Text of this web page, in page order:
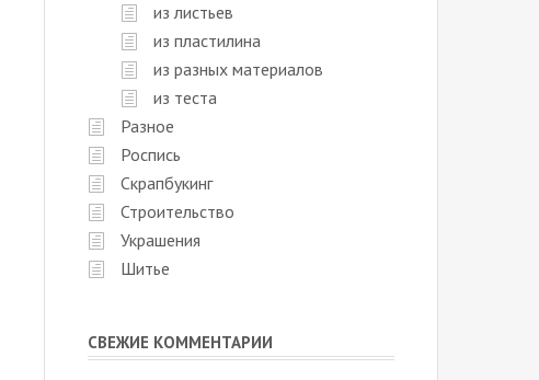
из листьев
из пластилина
из разных материалов
из теста
Разное
Роспись
Скрапбукинг
Строительство
Украшения
Шитье
СВЕЖИЕ КОММЕНТАРИИ